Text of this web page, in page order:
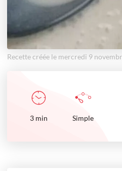
Recette créée le mercredi 9
3 min Simple